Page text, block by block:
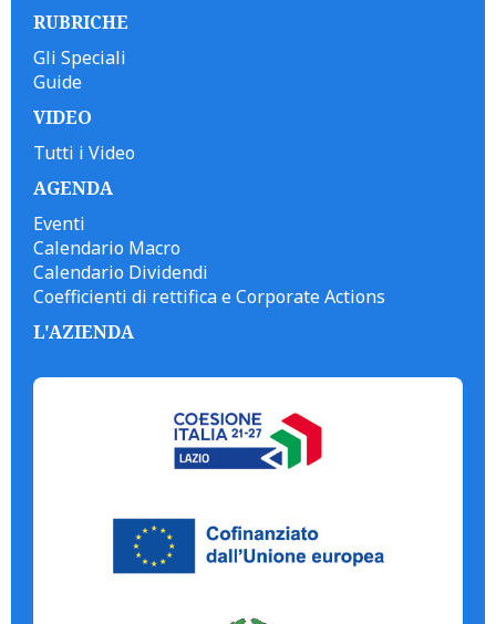
RUBRICHE
Gli Speciali
Guide
VIDEO
Tutti i Video
AGENDA
Eventi
Calendario Macro
Calendario Dividendi
Coefficienti di rettifica e Corporate Actions
L'AZIENDA